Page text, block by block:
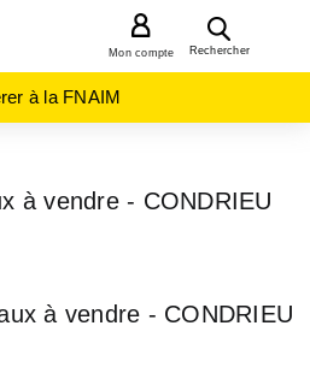
Rechercher
Mon compte
à la FNAIM
à vendre - CONDRIEU
à vendre - CONDRIEU